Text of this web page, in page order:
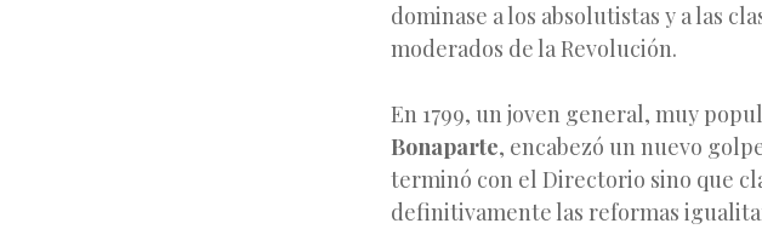
dominase a los absolutistas y a las
moderados de la Revolución.
En 1799, un joven general, muy
Bonaparte, encabezó un nuevo
terminó con el Directorio sino que
definitivamente las reformas